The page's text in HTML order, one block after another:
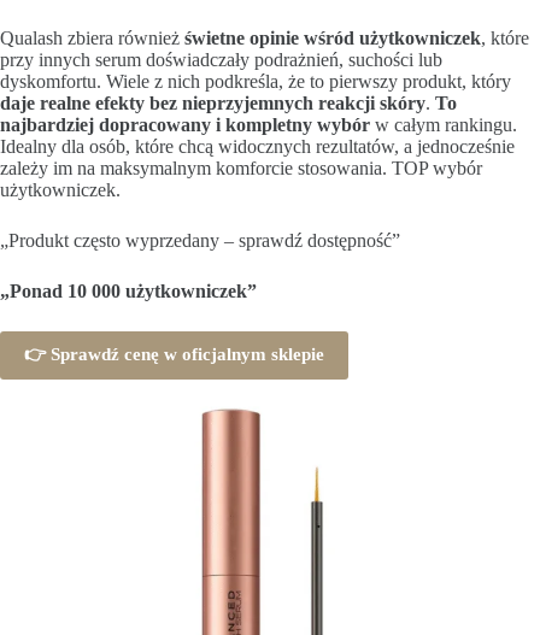
Qualash zbiera również świetne opinie wśród użytkowniczek, które
przy innych serum doświadczały podrażnień, suchości lub
dyskomfortu. Wiele z nich podkreśla, że to pierwszy produkt, który
daje realne efekty bez nieprzyjemnych reakcji skóry. To
najbardziej dopracowany i kompletny wybór w całym rankingu.
Idealny dla osób, które chcą widocznych rezultatów, a jednocześnie
zależy im na maksymalnym komforcie stosowania. TOP wybór
użytkowniczek.
„Produkt często wyprzedany – sprawdź dostępność”
„Ponad 10 000 użytkowniczek”
👉Sprawdź cenę w oficjalnym sklepie